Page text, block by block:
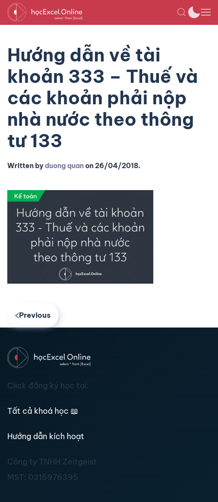
Hướng dẫn về tài
khoản 333 – Thuế và
các khoản phải nộp
nhà nước theo thông
tư 133
Written byduong quanon26/04/2018.
Previous
Click đăng ký học tại:
Tất cả khoá học 📖
Hướng dẫn kích hoạt
Công ty TNHH Zeitgeist
MST: 0315976395